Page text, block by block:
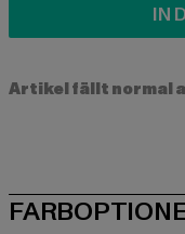
IN
Artikel fällt normal